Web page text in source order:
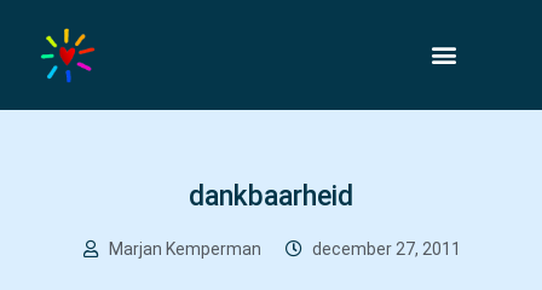
dankbaarheid
Marjan Kemperman december 27, 2011